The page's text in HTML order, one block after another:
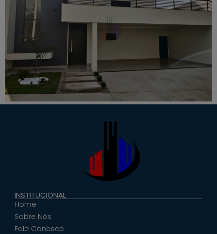
INSTITUCIONAL
Home
Sobre Nós
Fale Conosco